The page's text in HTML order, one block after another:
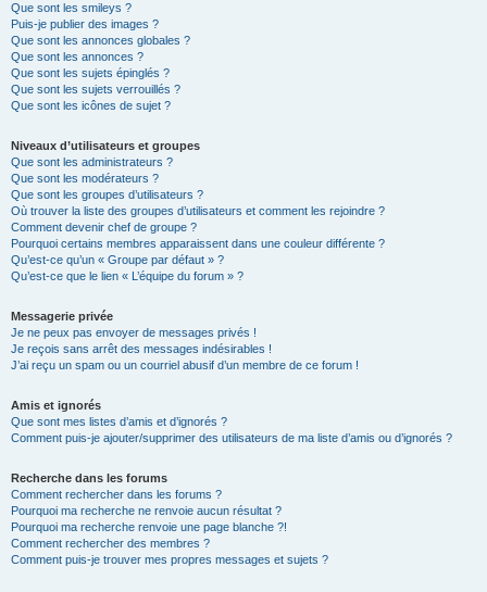
Que sont les smileys ?
Puis-je publier des images ?
Que sont les annonces globales ?
Que sont les annonces ?
Que sont les sujets épinglés ?
Que sont les sujets verrouillés ?
Que sont les icônes de sujet ?
Niveaux d’utilisateurs et groupes
Que sont les administrateurs ?
Que sont les modérateurs ?
Que sont les groupes d’utilisateurs ?
Où trouver la liste des groupes d’utilisateurs et comment les rejoindre ?
Comment devenir chef de groupe ?
Pourquoi certains membres apparaissent dans une couleur différente ?
Qu’est-ce qu’un « Groupe par défaut » ?
Qu’est-ce que le lien « L’équipe du forum » ?
Messagerie privée
Je ne peux pas envoyer de messages privés !
Je reçois sans arrêt des messages indésirables !
J’ai reçu un spam ou un courriel abusif d’un membre de ce forum !
Amis et ignorés
Que sont mes listes d’amis et d’ignorés ?
Comment puis-je ajouter/supprimer des utilisateurs de ma liste d’amis ou d’ignorés ?
Recherche dans les forums
Comment rechercher dans les forums ?
Pourquoi ma recherche ne renvoie aucun résultat ?
Pourquoi ma recherche renvoie une page blanche ?!
Comment rechercher des membres ?
Comment puis-je trouver mes propres messages et sujets ?